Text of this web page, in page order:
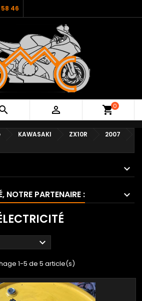
46
 shopping_cart0
KAWASAKI ZX10R
2007
NOTRE PARTENAIRE :

1-5 de 5 article(s)